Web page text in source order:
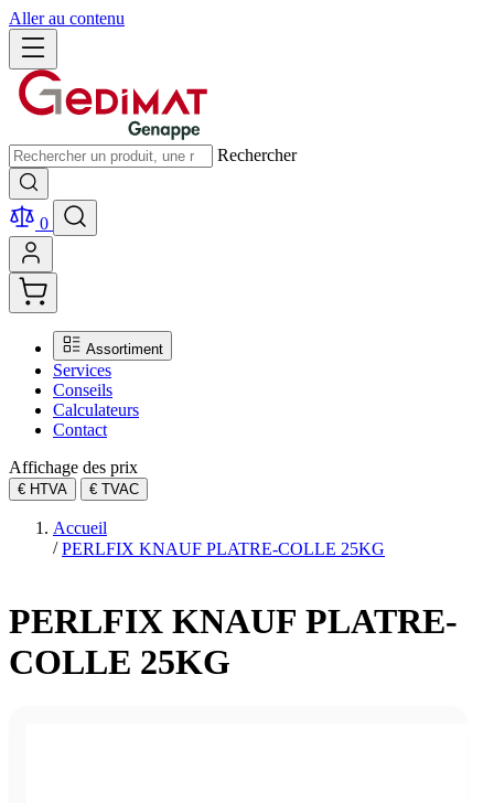
Aller au contenu
Rechercher
0
Assortiment
Services
Conseils
Calculateurs
Contact
Affichage des prix
€ HTVA € TVAC
Accueil
/ PERLFIX KNAUF PLATRE-COLLE 25KG
PERLFIX KNAUF PLATRE-
COLLE 25KG